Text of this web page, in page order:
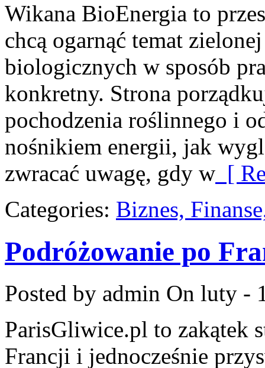
Wikana BioEnergia to
chcą ogarnąć temat
biologicznych w sposób
konkretny. Strona
pochodzenia roślinnego i
nośnikiem energii, jak
zwracać uwagę, gdy w [
Categories: Biznes,
Podróżowanie po
Posted by admin On luty -
ParisGliwice.pl to zakątek
Francji i jednocześnie